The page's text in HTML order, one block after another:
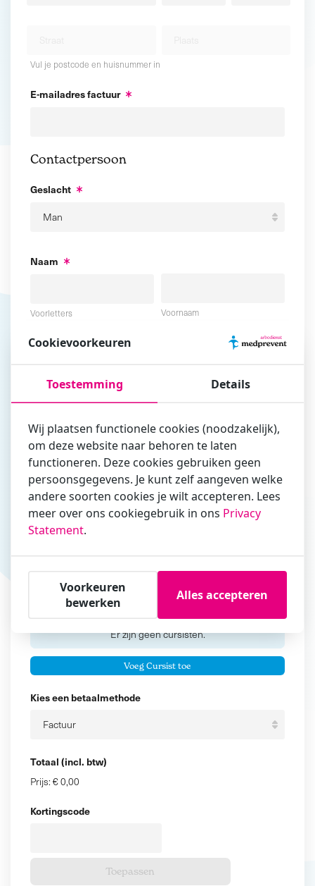
Vul je postcode en huisnummer in
E-mailadres factuur
Contactpersoon
Geslacht
Naam
Voorletters Voornaam
Vul hier bij voorkeur het e-mailadres in waarmee je
zakelijk/administratief correspondeert
Is de contactpersoon ook een cursist?
Ja
Cursisten
Voeg cursisten toe
Voornaam
Tussenvoegsel
Er zijn geencursisten.
Voeg Cursist toe
Kies een betaalmethode
Totaal (incl. btw)
Prijs: € 0,00
Kortingscode
Cookievoorkeuren
Toestemming Details
Wij plaatsen functionele cookies (noodzakelijk),
om deze website naar behoren te laten
functioneren. Deze cookies gebruiken geen
persoonsgegevens. Je kunt zelf aangeven welke
andere soorten cookies je wilt accepteren. Lees
meer over ons cookiegebruik in ons Privacy
Statement.
Voorkeuren
bewerken
Alles accepteren